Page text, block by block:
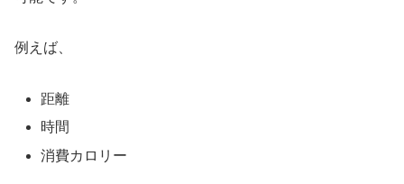
例えば、
距離
時間
消費カロリー